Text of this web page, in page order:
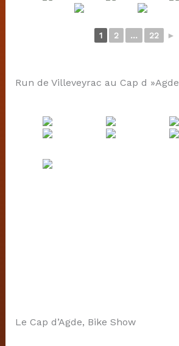
1 2 ... 22 ►
Run de Villeveyrac au Cap d »Agde
Le Cap d’Agde, Bike Show